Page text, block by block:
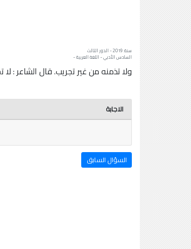
سنة: 2019 - الدور الثالث
السادس الأدبي - اللغة العربية -
ولا تذمنه من غير تجريب. قال الشاعر :
الاجابة
السؤال السابق